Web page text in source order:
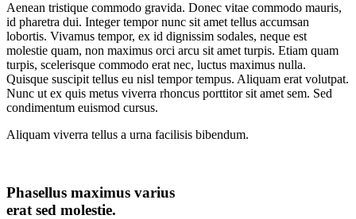
Aenean tristique commodo gravida. Donec vitae commodo mauris,
id pharetra dui. Integer tempor nunc sit amet tellus accumsan
lobortis. Vivamus tempor, ex id dignissim sodales, neque est
molestie quam, non maximus orci arcu sit amet turpis. Etiam quam
turpis, scelerisque commodo erat nec, luctus maximus nulla.
Quisque suscipit tellus eu nisl tempor tempus. Aliquam erat volutpat.
Nunc ut ex quis metus viverra rhoncus porttitor sit amet sem. Sed
condimentum euismod cursus.
Aliquam viverra tellus a urna facilisis bibendum.
Phasellus maximus varius
erat sed molestie.